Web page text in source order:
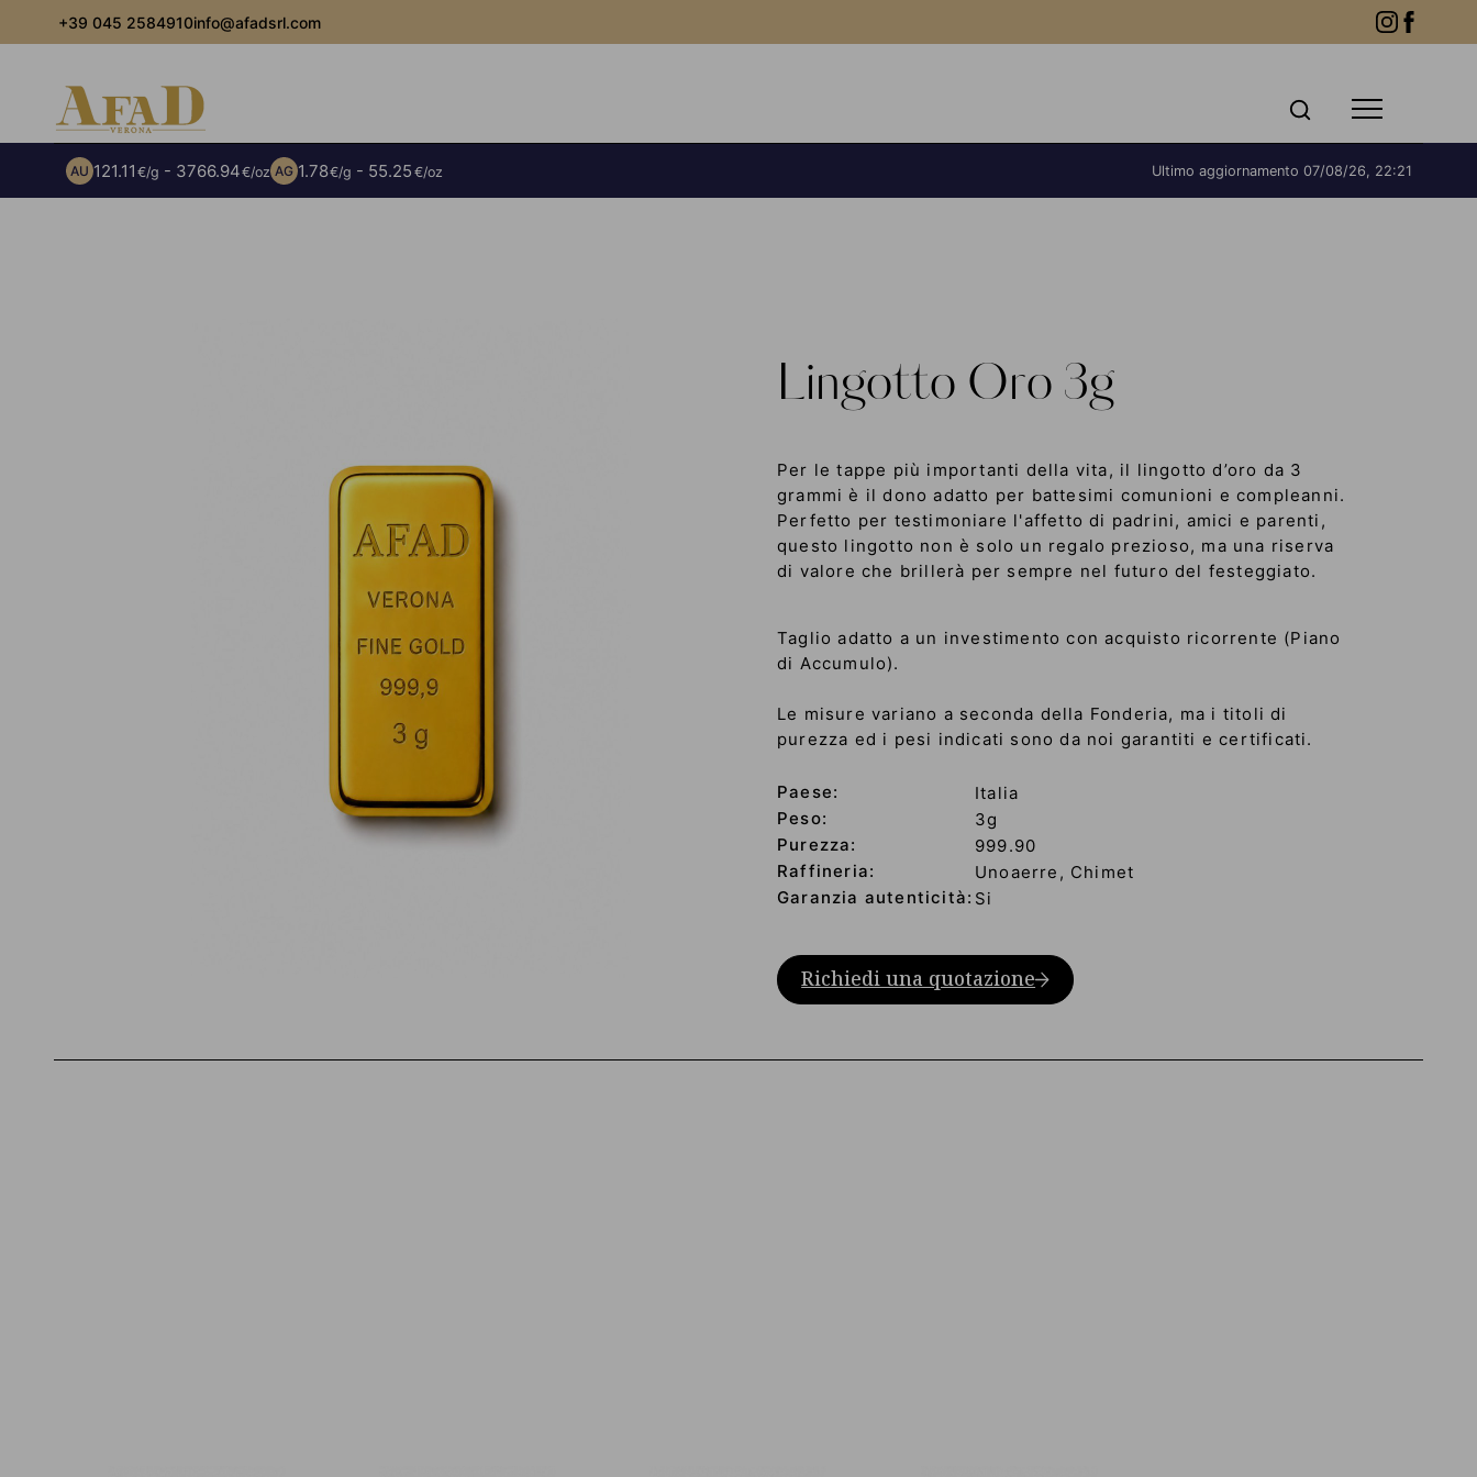
+39 045 2584910info@afadsrl.com
AU 121.11 €/g - 3766.94€/oz AG 1.78€/g - 55.25 €/oz Ultimo aggiornamento 07/08/26, 22:21
Lingotto Oro 3g
Per le tappe più importanti della vita, il lingotto d’oro da 3
grammi è il dono adatto per battesimi comunioni e compleanni.
Perfetto per testimoniare l'affetto di padrini, amici e parenti,
questo lingotto non è solo un regalo prezioso, ma una riserva
di valore che brillerà per sempre nel futuro del festeggiato.
Taglio adatto a un investimento con acquisto ricorrente (Piano
di Accumulo).
Le misure variano a seconda della Fonderia, ma i titoli di
purezza ed i pesi indicati sono da noi garantiti e certificati.
Paese:
Italia
Peso:
3g
Purezza:
999.90
Raffineria:
Unoaerre, Chimet
Garanzia autenticità: Si
Richiedi una quotazione